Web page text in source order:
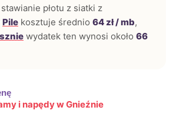
płotu z siatki z
Pile kosztuje średnio 64 zł / mb,
wydatek ten wynosi około 66
i napędy w Gnieźnie